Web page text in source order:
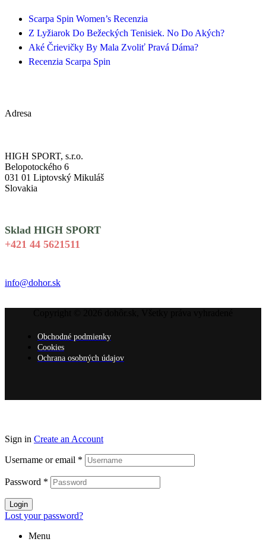
Scarpa Spin Women’s Recenzia
Z Lyžiarok Do Bežeckých Tenisiek. No Do Akých?
Aké Črievičky By Mala Zvoliť Pravá Dáma?
Recenzia Scarpa Spin
Adresa
HIGH SPORT, s.r.o.
Belopotockého 6
031 01 Liptovský Mikuláš
Slovakia
Sklad HIGH SPORT
+421 44 5621511
info@dohor.sk
Obchodné podmienky
Cookies
Ochrana osobných údajov
Sign in Create an Account
Username or email *
Password *
Login
Lost your password?
Menu